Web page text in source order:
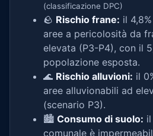
(classificazione DPC)
🪨 Rischio frane: il
aree a pericolosità da
elevata (P3-P4), con il
popolazione esposta.
🌊 Rischio alluvioni: il
aree alluvionabili ad
(scenario P3).
🏙️ Consumo di suolo:
comunale è